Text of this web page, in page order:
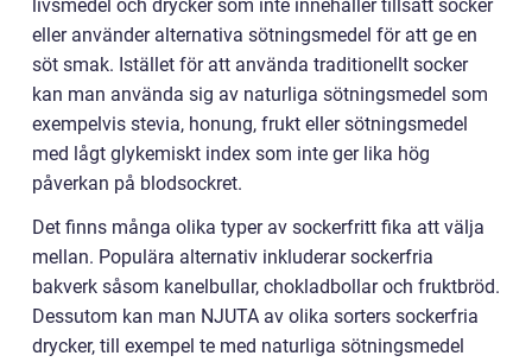
livsmedel och drycker som inte innehåller tillsatt socker
eller använder alternativa sötningsmedel för att ge en
söt smak. Istället för att använda traditionellt socker
kan man använda sig av naturliga sötningsmedel som
exempelvis stevia, honung, frukt eller sötningsmedel
med lågt glykemiskt index som inte ger lika hög
påverkan på blodsockret.
Det finns många olika typer av sockerfritt fika att välja
mellan. Populära alternativ inkluderar sockerfria
bakverk såsom kanelbullar, chokladbollar och fruktbröd.
Dessutom kan man NJUTA av olika sorters sockerfria
drycker, till exempel te med naturliga sötningsmedel